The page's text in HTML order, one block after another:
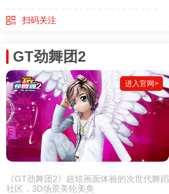
扫码关注
GT劲舞团2
进入官网>
《GT劲舞团2》超炫画面体验的次世代舞蹈
社区，3D场景美轮美奂